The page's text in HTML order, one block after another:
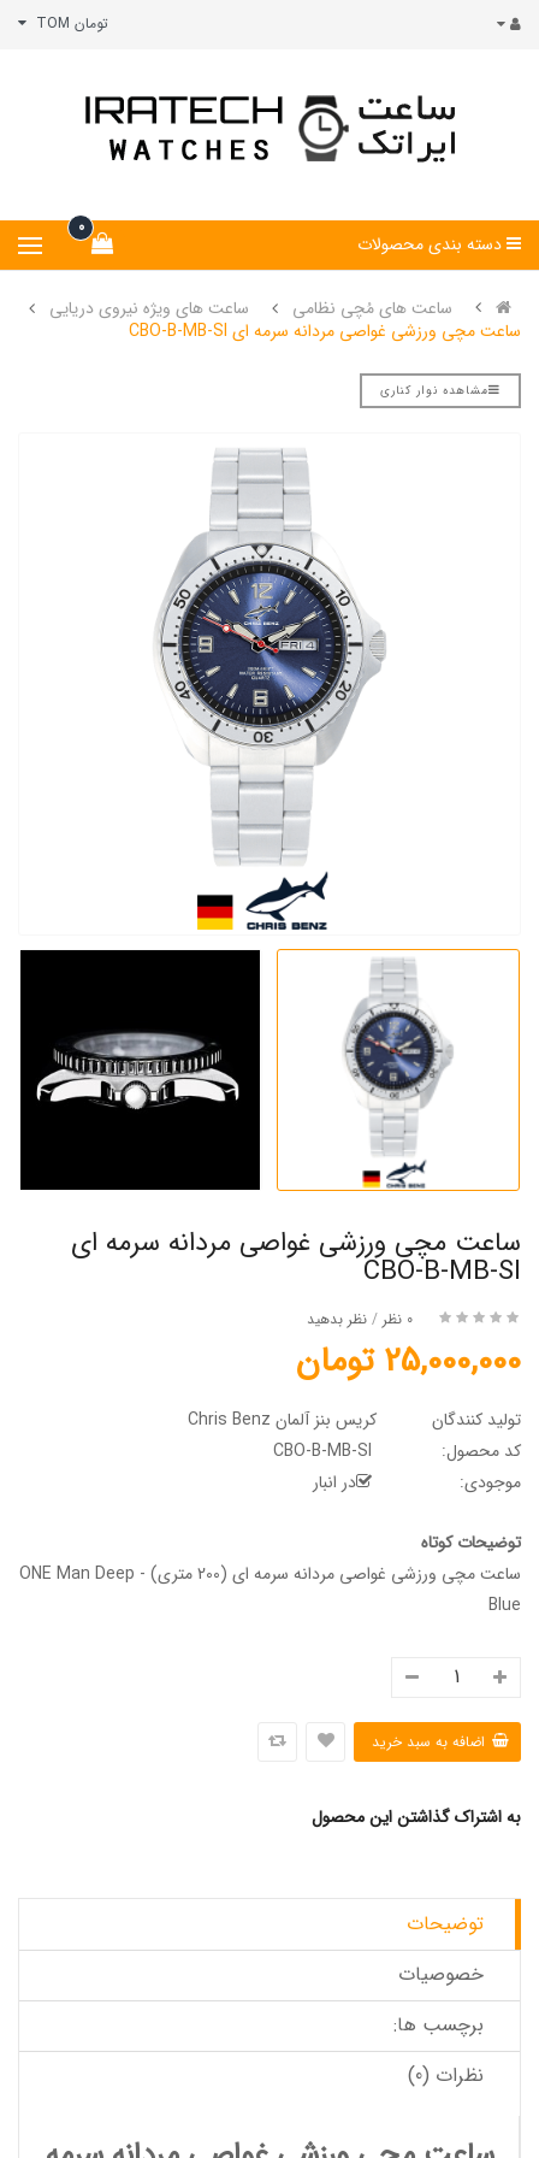
تومان TOM
0
دسته بندی محصولات
ساعت های مُچی نظامی
ساعت های ویژه نیروی دریایی
ساعت مچی ورزشی غواصی مردانه سرمه ای CBO-B-MB-SI
مشاهده نوار کناری
ساعت مچی ورزشی غواصی مردانه سرمه ای
CBO-B-MB-SI
0 نظر / نظر بدهید
25,000,000 تومان
تولید کنندگان
کریس بنز آلمان Chris Benz
کد محصول:
موجودی:
در انبار
توضیحات کوتاه
ساعت مچی ورزشی غواصی مردانه سرمه ای (200 متری) - ONE Man Deep
Blue
به اشتراک گذاشتن این محصول
توضیحات
خصوصیات
برچسب ها:
نظرات (0)